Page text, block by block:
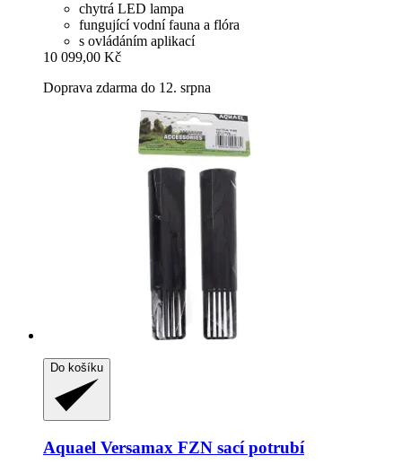
chytrá LED lampa
fungující vodní fauna a flóra
s ovládáním aplikací
10 099,00 Kč
Doprava zdarma do 12. srpna
Do košíku
Aquael Versamax FZN sací potrubí